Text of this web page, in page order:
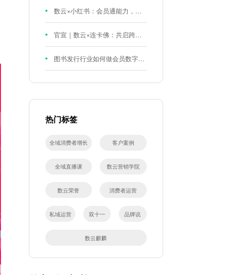
数云×小红书：会员通能力，重磅发布！
官宣｜数云×连卡佛：共启跨境会员运营新征程，重塑消费联结新体验
图书发行行业如何做会员数字化?河南新华书店给打了个样！
热门标签
全域消费者增长 客户案例
全域直播课 数云营销学院
数云荣誉 消费者运营
私域运营 双十一 品牌说
数云麒麟